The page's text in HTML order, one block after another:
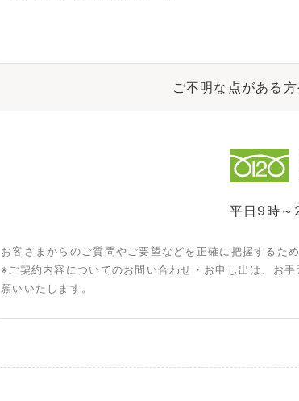
ご不明な点がある
平日9時～
お客さまからのご質問やご要望などを正確に把握するた
※ご契約内容についてのお問い合わせ・お申し出は、お
願いいたします。